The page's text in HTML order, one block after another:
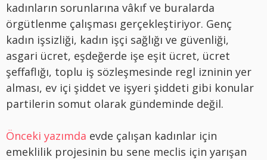
kadınların sorunlarına vâkıf ve buralarda
örgütlenme çalışması gerçekleştiriyor. Genç
kadın işsizliği, kadın işçi sağlığı ve güvenliği,
asgari ücret, eşdeğerde işe eşit ücret, ücret
şeffaflığı, toplu iş sözleşmesinde regl izninin yer
alması, ev içi şiddet ve işyeri şiddeti gibi konular
partilerin somut olarak gündeminde değil.
Önceki yazımda evde çalışan kadınlar için
emeklilik projesinin bu sene meclis için yarışan